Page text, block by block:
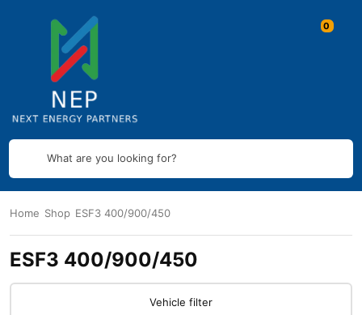
What are you looking for?
Home Shop ESF3 400/900/450
ESF3 400/900/450
Vehicle filter